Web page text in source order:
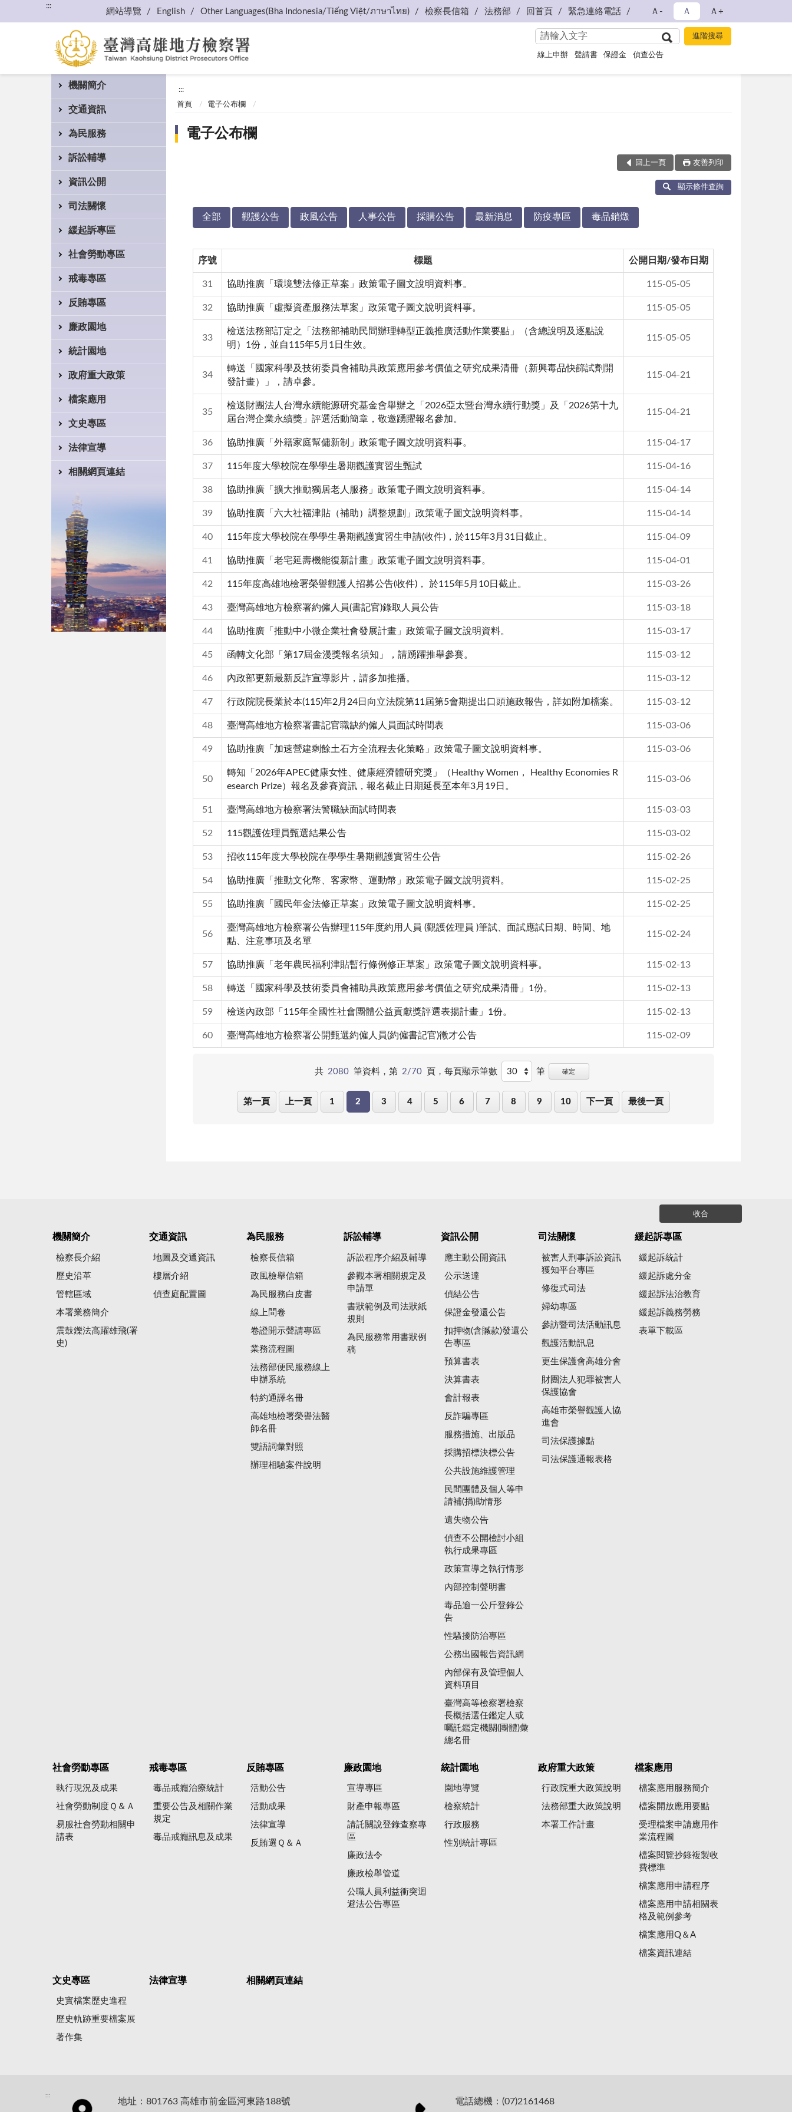
:::
網站導覽 English Other Languages(Bha Indonesia/Tiếng Việt/ภาษาไทย) 檢察長信箱 法務部 回首頁 緊急連絡電話 Ａ- Ａ Ａ+
線上申辦 聲請書 保證金 偵查公告
機關簡介
交通資訊
為民服務
訴訟輔導
資訊公開
司法關懷
緩起訴專區
社會勞動專區
戒毒專區
反賄專區
廉政園地
統計園地
政府重大政策
檔案應用
文史專區
法律宣導
相關網頁連結
:::
首頁 電子公布欄
電子公布欄
回上一頁 友善列印
顯示條件查詢
全部 觀護公告 政風公告 人事公告 採購公告 最新消息 防疫專區 毒品銷燬
序號 標題 公開日期/發布日期
31 協助推廣「環境雙法修正草案」政策電子圖文說明資料事。 115-05-05
32 協助推廣「虛擬資產服務法草案」政策電子圖文說明資料事。 115-05-05
33
檢送法務部訂定之「法務部補助民間辦理轉型正義推廣活動作業要點」（含總說明及逐點說
明）1份，並自115年5月1日生效。
115-05-05
34
轉送「國家科學及技術委員會補助具政策應用參考價值之研究成果清冊（新興毒品快篩試劑開
發計畫）」，請卓參。
115-04-21
35
檢送財團法人台灣永續能源研究基金會舉辦之「2026亞太暨台灣永續行動獎」及「2026第十九
屆台灣企業永續獎」評選活動簡章，敬邀踴躍報名參加。
115-04-21
36 協助推廣「外籍家庭幫傭新制」政策電子圖文說明資料事。 115-04-17
37 115年度大學校院在學學生暑期觀護實習生甄試 115-04-16
38 協助推廣「擴大推動獨居老人服務」政策電子圖文說明資料事。 115-04-14
39 協助推廣「六大社福津貼（補助）調整規劃」政策電子圖文說明資料事。 115-04-14
40 115年度大學校院在學學生暑期觀護實習生申請(收件)，於115年3月31日截止。 115-04-09
41 協助推廣「老宅延壽機能復新計畫」政策電子圖文說明資料事。 115-04-01
42 115年度高雄地檢署榮譽觀護人招募公告(收件)， 於115年5月10日截止。 115-03-26
43 臺灣高雄地方檢察署約僱人員(書記官)錄取人員公告 115-03-18
44 協助推廣「推動中小微企業社會發展計畫」政策電子圖文說明資料。 115-03-17
45 函轉文化部「第17屆金漫獎報名須知」，請踴躍推舉參賽。 115-03-12
46 內政部更新最新反詐宣導影片，請多加推播。 115-03-12
47 行政院院長業於本(115)年2月24日向立法院第11屆第5會期提出口頭施政報告，詳如附加檔案。 115-03-12
48 臺灣高雄地方檢察署書記官職缺約僱人員面試時間表 115-03-06
49 協助推廣「加速營建剩餘土石方全流程去化策略」政策電子圖文說明資料事。 115-03-06
50
轉知「2026年APEC健康女性、健康經濟體研究獎」（Healthy Women， Healthy Economies R
esearch Prize）報名及參賽資訊，報名截止日期延長至本年3月19日。
115-03-06
51 臺灣高雄地方檢察署法警職缺面試時間表 115-03-03
52 115觀護佐理員甄選結果公告 115-03-02
53 招收115年度大學校院在學學生暑期觀護實習生公告 115-02-26
54 協助推廣「推動文化幣、客家幣、運動幣」政策電子圖文說明資料。 115-02-25
55 協助推廣「國民年金法修正草案」政策電子圖文說明資料事。 115-02-25
56
臺灣高雄地方檢察署公告辦理115年度約用人員 (觀護佐理員 )筆試、面試應試日期、時間、地
點、注意事項及名單
115-02-24
57 協助推廣「老年農民福利津貼暫行條例修正草案」政策電子圖文說明資料事。 115-02-13
58 轉送「國家科學及技術委員會補助具政策應用參考價值之研究成果清冊」1份。 115-02-13
59 檢送內政部「115年全國性社會團體公益貢獻獎評選表揚計畫」1份。 115-02-13
60 臺灣高雄地方檢察署公開甄選約僱人員(約僱書記官)徵才公告 115-02-09
共 2080 筆資料，第 2/70 頁， 每頁顯示筆數 筆 確定
第一頁 上一頁 1 2 3 4 5 6 7 8 9 10 下一頁 最後一頁
收合
機關簡介
檢察長介紹
歷史沿革
管轄區域
本署業務簡介
震鼓鑠法高躍雄飛(署
史)
交通資訊
地圖及交通資訊
樓層介紹
偵查庭配置圖
為民服務
檢察長信箱
政風檢舉信箱
為民服務白皮書
線上問卷
卷證開示聲請專區
業務流程圖
法務部便民服務線上
申辦系統
特約通譯名冊
高雄地檢署榮譽法醫
師名冊
雙語詞彙對照
辦理相驗案件說明
訴訟輔導
訴訟程序介紹及輔導
參觀本署相關規定及
申請單
書狀範例及司法狀紙
規則
為民服務常用書狀例
稿
資訊公開
應主動公開資訊
公示送達
偵結公告
保證金發還公告
扣押物(含贓款)發還公
告專區
預算書表
決算書表
會計報表
反詐騙專區
服務措施、出版品
採購招標決標公告
公共設施維護管理
民間團體及個人等申
請補(捐)助情形
遺失物公告
偵查不公開檢討小組
執行成果專區
政策宣導之執行情形
內部控制聲明書
毒品逾一公斤登錄公
告
性騷擾防治專區
公務出國報告資訊網
內部保有及管理個人
資料項目
臺灣高等檢察署檢察
長概括選任鑑定人或
囑託鑑定機關(團體)彙
總名冊
司法關懷
被害人刑事訴訟資訊
獲知平台專區
修復式司法
婦幼專區
參訪暨司法活動訊息
觀護活動訊息
更生保護會高雄分會
財團法人犯罪被害人
保護協會
高雄市榮譽觀護人協
進會
司法保護據點
司法保護通報表格
緩起訴專區
緩起訴統計
緩起訴處分金
緩起訴法治教育
緩起訴義務勞務
表單下載區
社會勞動專區
執行現況及成果
社會勞動制度Ｑ＆Ａ
易服社會勞動相關申
請表
戒毒專區
毒品戒癮治療統計
重要公告及相關作業
規定
毒品戒癮訊息及成果
反賄專區
活動公告
活動成果
法律宣導
反賄選Ｑ＆Ａ
廉政園地
宣導專區
財產申報專區
請託關說登錄查察專
區
廉政法令
廉政檢舉管道
公職人員利益衝突迴
避法公告專區
統計園地
園地導覽
檢察統計
行政服務
性別統計專區
政府重大政策
行政院重大政策說明
法務部重大政策說明
本署工作計畫
檔案應用
檔案應用服務簡介
檔案開放應用要點
受理檔案申請應用作
業流程圖
檔案閱覽抄錄複製收
費標準
檔案應用申請程序
檔案應用申請相關表
格及範例參考
檔案應用Q＆A
檔案資訊連結
文史專區
史實檔案歷史進程
歷史軌跡重要檔案展
著作集
法律宣導 相關網頁連結
:::
地址：801763 高雄市前金區河東路188號 電話總機：(07)2161468